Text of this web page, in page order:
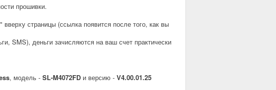
прошивки.
" вверху страницы (ссылка появится после того, как вы
SMS), деньги зачисляются на ваш счет практически
, модель - SL-M4072FD и версию - V4.00.01.25